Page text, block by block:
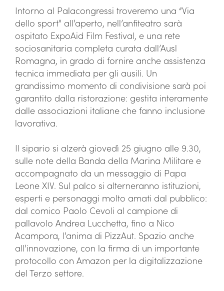
Intorno al Palacongressi troveremo una “Via
dello sport” all’aperto, nell’anfiteatro sarà
ospitato ExpoAid Film Festival, e una rete
sociosanitaria completa curata dall’Ausl
Romagna, in grado di fornire anche assistenza
tecnica immediata per gli ausili. Un
grandissimo momento di condivisione sarà poi
garantito dalla ristorazione: gestita interamente
dalle associazioni italiane che fanno inclusione
lavorativa.
Il sipario si alzerà giovedì 25 giugno alle 9.30,
sulle note della Banda della Marina Militare e
accompagnato da un messaggio di Papa
Leone XIV. Sul palco si alterneranno istituzioni,
esperti e personaggi molto amati dal pubblico:
dal comico Paolo Cevoli al campione di
pallavolo Andrea Lucchetta, fino a Nico
Acampora, l’anima di PizzAut. Spazio anche
all’innovazione, con la firma di un importante
protocollo con Amazon per la digitalizzazione
del Terzo settore.